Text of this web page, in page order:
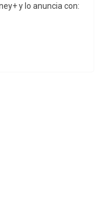
y lo anuncia con: